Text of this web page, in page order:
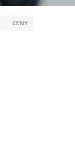
CENY